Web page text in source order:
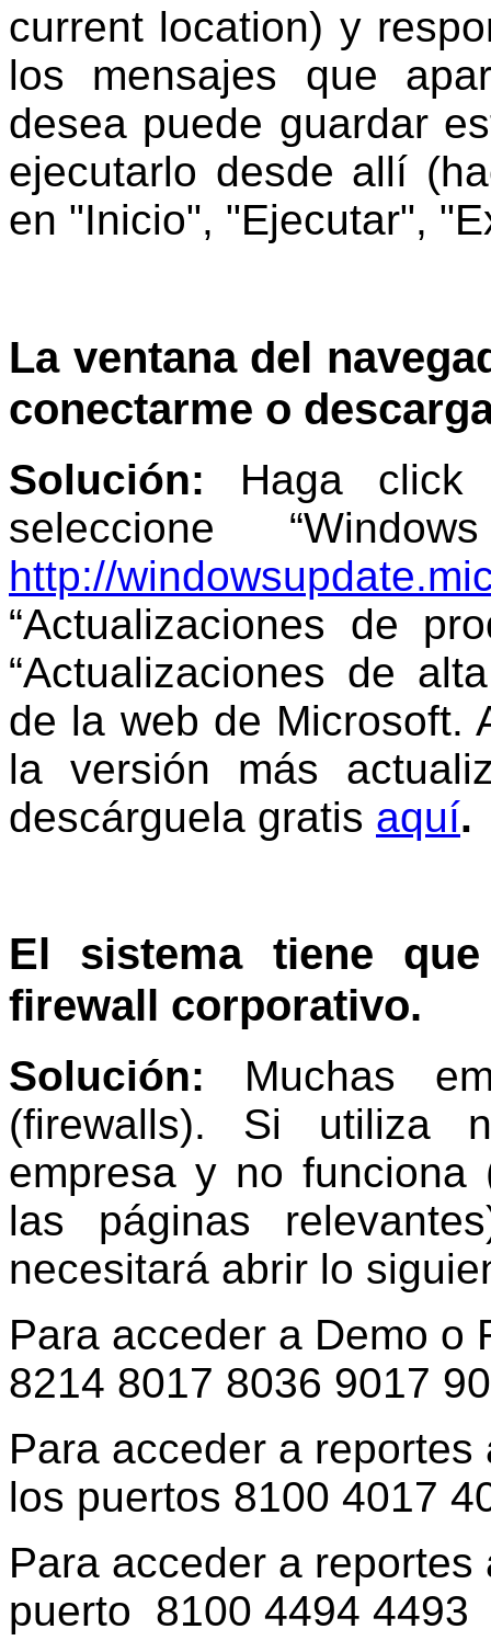
current location) y
los mensajes que
desea puede guardar
ejecutarlo desde allí
en "Inicio", "Ejecutar",
La ventana del
conectarme o
Solución: Haga
seleccione
http://
“Actualizaciones de
“Actualizaciones de
de la web de Microsoft.
la versión más
descárguela gratis aquí.
El sistema tiene
firewall corporativo.
Solución:
Muchas
(firewalls). Si utiliza
empresa y no
las páginas
necesitará abrir lo
Para acceder a Demo o
8214 8017 8036 9017
Para acceder a
los puertos 8100 4017
Para acceder a
puerto 8100 4494 4493